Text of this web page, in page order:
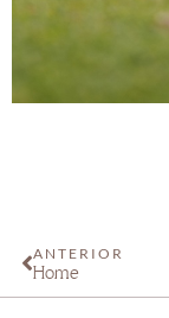
ANTERIOR
Home